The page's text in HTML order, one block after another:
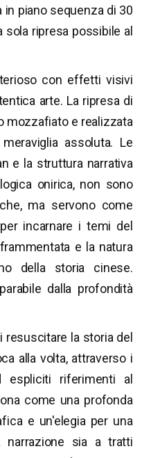
piano sequenza di 30
sola ripresa possibile al
con effetti visivi
arte. La ripresa di
mozzafiato e realizzata
assoluta. Le
e la struttura narrativa
onirica, non sono
ma servono come
incarnare i temi del
e la natura
della storia cinese.
dalla profondità
resuscitare la storia del
alla volta, attraverso i
riferimenti al
come una profonda
e un'elegia per una
narrazione sia a tratti